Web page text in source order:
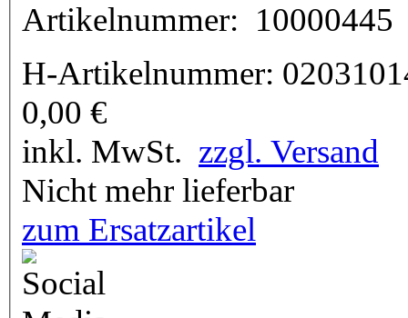
10000445
H-Artikelnummer:
0,00 €
inkl. MwSt. zzgl. Versand
Nicht mehr lieferbar
zum Ersatzartikel